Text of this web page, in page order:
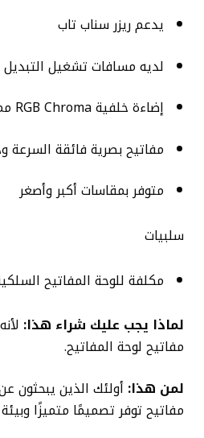
يدعم ريزر سناب تاب
لديه مسافات تشغيل التبديل
إضاءة خلفية RGB Chroma ممتازة
مفاتيح بصرية فائقة السرعة
متوفر بمقاسات أكبر وأصغر
سلبيات
مكلفة للوحة المفاتيح
لماذا يجب عليك شراء هذا:
مفاتيح لوحة المفاتيح.
لمن هذا: أولئك الذين يبحثون
مفاتيح توفر تصميمًا متميزًا